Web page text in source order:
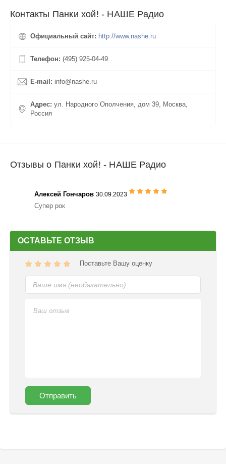
Контакты Панки хой! - НАШЕ Радио
Официальный сайт: http://www.nashe.ru
Телефон: (495) 925-04-49
E-mail: info@nashe.ru
Адрес: ул. Народного Ополчения, дом 39, Москва,
Россия
Отзывы о Панки хой! - НАШЕ Радио
Алексей Гончаров 30.09.2023
Супер рок
ОСТАВЬТЕ ОТЗЫВ
Поставьте Вашу оценку
Отправить